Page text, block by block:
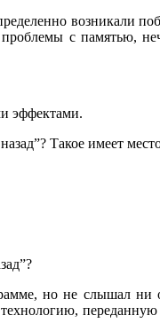
возникали
с памятью,
эффектами.
Такое имеет
но не слышал